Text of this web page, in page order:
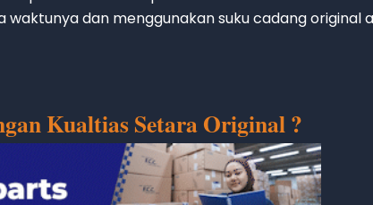
waktunya dan menggunakan suku cadang original
Kualtias Setara Original ?